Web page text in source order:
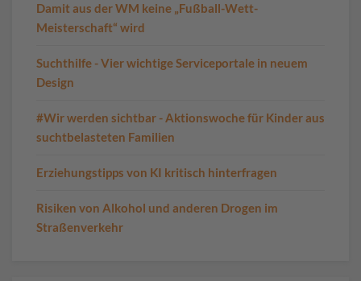
Damit aus der WM keine „Fußball-Wett-
Meisterschaft“ wird
Suchthilfe - Vier wichtige Serviceportale in neuem
Design
#Wir werden sichtbar - Aktionswoche für Kinder aus
suchtbelasteten Familien
Erziehungstipps von KI kritisch hinterfragen
Risiken von Alkohol und anderen Drogen im
Straßenverkehr